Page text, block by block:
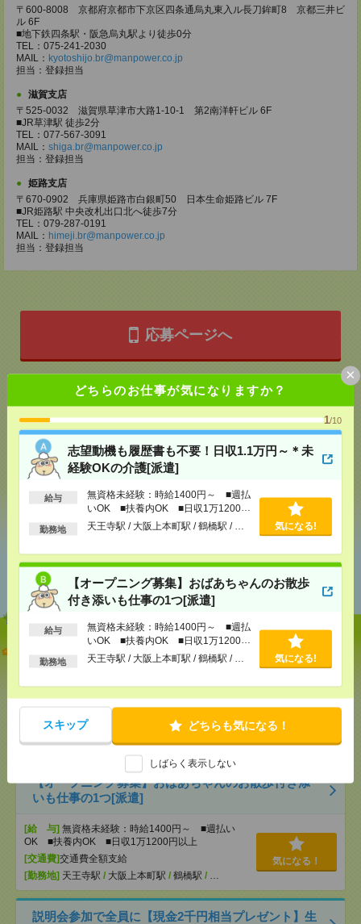
どちらのお仕事が気になりますか？
1/10
志望動機も履歴書も不要！日収1.1万円～＊未
経験OKの介護[派遣]
給与
無資格未経験：時給1400円～ ■週払
いOK ■扶養内OK ■日収1万1200円
以上
勤務地 天王寺駅 / 大阪上本町駅 / 鶴橋駅 / … 気になる!
【オープニング募集】おばあちゃんのお散歩
付き添いも仕事の1つ[派遣]
給与
無資格未経験：時給1400円～ ■週払
いOK ■扶養内OK ■日収1万1200円
以上
勤務地 天王寺駅 / 大阪上本町駅 / 鶴橋駅 / … 気になる!
スキップ どちらも気になる！
しばらく表示しない
×
〒600-8008 京都府京都市下京区四条通烏丸東入ル長刀鉾町8 京都三井ビ
ル 6F
■地下鉄四条駅・阪急烏丸駅より徒歩0分
TEL：075-241-2030
MAIL： kyotoshijo.br@manpower.co.jp
担当：登録担当
滋賀支店
〒525-0032 滋賀県草津市大路1-10-1 第2南洋軒ビル 6F
■JR草津駅 徒歩2分
TEL：077-567-3091
MAIL： shiga.br@manpower.co.jp
担当：登録担当
姫路支店
〒670-0902 兵庫県姫路市白銀町50 日本生命姫路ビル 7F
■JR姫路駅 中央改札出口北へ徒歩7分
TEL：079-287-0191
MAIL： himeji.br@manpower.co.jp
担当：登録担当
応募ページへ
気になる！
メールで送る LINEで送る
シェア ツイート ブックマーク
あなたの閲覧履歴からの
おすすめ
志望動機も履歴書も不要！日収1.1万円～＊未経験OK
の介護[派遣]
OK ■扶養内OK ■日収1万1200円以上
[交通費]交通費全額支給
[勤務地]天王寺駅/大阪上本町駅/鶴橋駅/…
気になる！
【オープニング募集】おばあちゃんのお散歩付き添
いも仕事の1つ[派遣]
[給 与] 無資格未経験：時給1400円～ ■週払い
OK ■扶養内OK ■日収1万1200円以上
[交通費]交通費全額支給
[勤務地] 天王寺駅 / 大阪上本町駅 / 鶴橋駅 / …
気になる！
説明会参加で全員に【現金2千円相当プレゼント】生